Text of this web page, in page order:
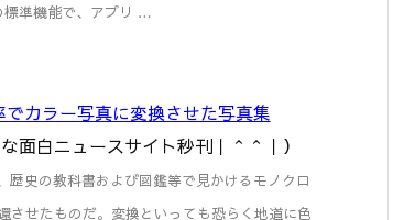
標準機能で、アプリ …
カラー写真に変換させた写真集
面白ニュースサイト秒刊｜＾＾｜）
史の教科書および図鑑等で見かけるモノクロ
させたものだ。変換といっても恐らく地道に色